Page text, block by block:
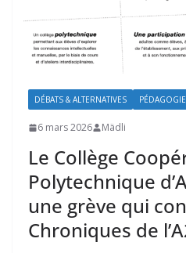
DÉBATS & ALTERNATIVES PÉDAGOGIE
6 mars 2026 Mädli
Le Collège
Polytechnique
une grève qui
Chroniques de